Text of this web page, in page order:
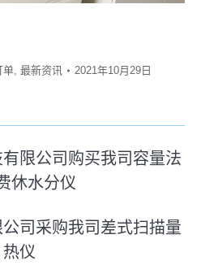
单, 最新资讯 2021年10月29日
历
的
文
限公司购买我司容量法
休水分仪
未
司采购我司差式扫描量
热仪